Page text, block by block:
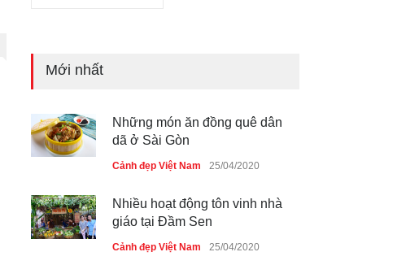
Mới nhất
Những món ăn đồng quê dân
dã ở Sài Gòn
Cảnh đẹp Việt Nam 25/04/2020
Nhiều hoạt động tôn vinh nhà
giáo tại Đầm Sen
Cảnh đẹp Việt Nam 25/04/2020